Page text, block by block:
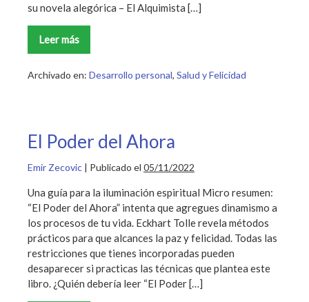
su novela alegórica – El Alquimista […]
Leer más
El
Alquimista
Archivado en: Desarrollo personal, Salud y Felicidad
El Poder del Ahora
Emir Zecovic | Publicado el 05/11/2022
Una guía para la iluminación espiritual Micro resumen:
“El Poder del Ahora” intenta que agregues dinamismo a
los procesos de tu vida. Eckhart Tolle revela métodos
prácticos para que alcances la paz y felicidad. Todas las
restricciones que tienes incorporadas pueden
desaparecer si practicas las técnicas que plantea este
libro. ¿Quién debería leer “El Poder […]